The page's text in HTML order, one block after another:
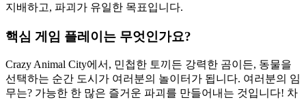
지배하고, 파괴가 유일한 목표입니다.
핵심 게임 플레이는 무엇인가요?
Crazy Animal City에서, 민첩한 토끼든 강력한 곰이든, 동물을
선택하는 순간 도시가 여러분의 놀이터가 됩니다. 여러분의 임
무는? 가능한 한 많은 즐거운 파괴를 만들어내는 것입니다! 차